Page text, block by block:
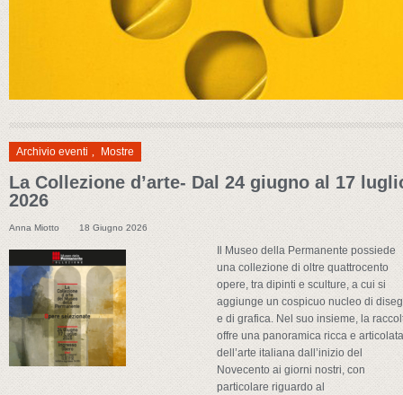
Archivio eventi , Mostre
La Collezione d’arte- Dal 24 giugno al 17
2026
Anna Miotto 18 Giugno 2026
Il Museo della Permanente possiede
una collezione di oltre quattrocento
opere, tra dipinti e sculture, a cui si
aggiunge un cospicuo nucleo di
e di grafica. Nel suo insieme, la
offre una panoramica ricca e
dell’arte italiana dall’inizio del
Novecento ai giorni nostri, con
particolare riguardo al